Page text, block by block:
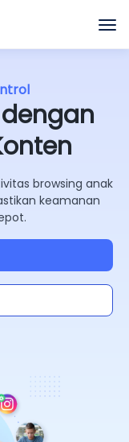
browsing anak
keamanan